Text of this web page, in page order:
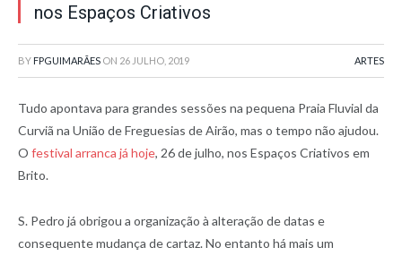
nos Espaços Criativos
BY FPGUIMARÃES ON 26 JULHO, 2019 ARTES
Tudo apontava para grandes sessões na pequena Praia Fluvial da
Curviã na União de Freguesias de Airão, mas o tempo não ajudou.
O festival arranca já hoje, 26 de julho, nos Espaços Criativos em
Brito.
S. Pedro já obrigou a organização à alteração de datas e
consequente mudança de cartaz. No entanto há mais um